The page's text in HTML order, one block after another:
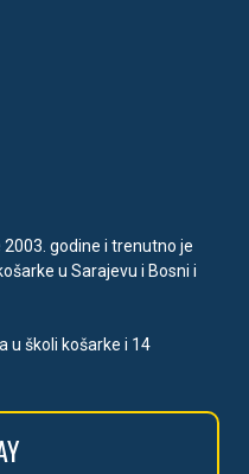
godine i trenutno je
u Sarajevu i Bosni i
u školi košarke i 14